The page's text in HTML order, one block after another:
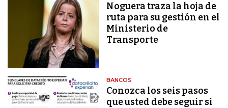
Noguera traza la hoja de
ruta para su gestión en el
Ministerio de
Transporte
BANCOS
Conozca los seis pasos
que usted debe seguir si